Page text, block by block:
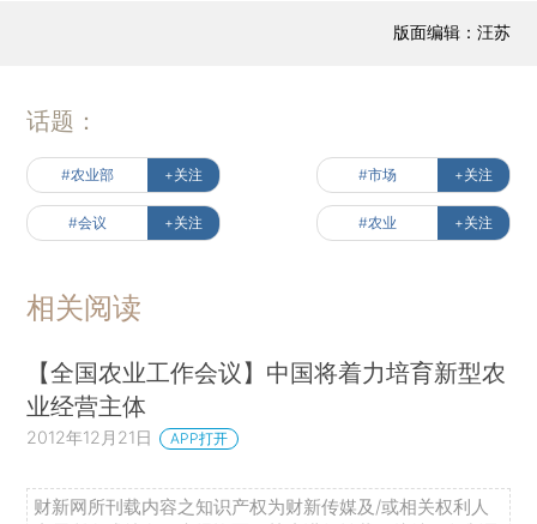
版面编辑：汪苏
话题：
#农业部 +关注 #市场 +关注
#会议 +关注 #农业 +关注
相关阅读
【全国农业工作会议】中国将着力培育新型农
业经营主体
2012年12月21日 APP打开
财新网所刊载内容之知识产权为财新传媒及/或相关权利人